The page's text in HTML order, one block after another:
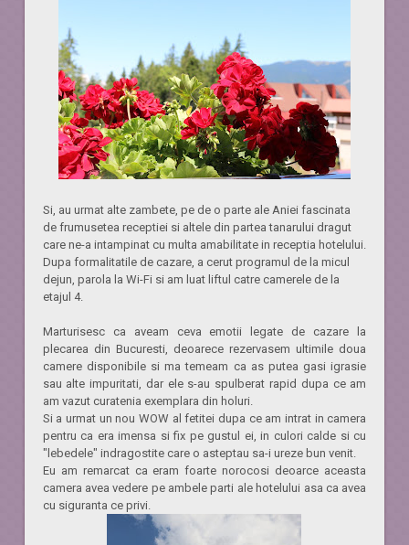
Si, au urmat alte zambete, pe de o parte ale Aniei fascinata
de frumusetea receptiei si altele din partea tanarului dragut
care ne-a intampinat cu multa amabilitate in receptia hotelului.
Dupa formalitatile de cazare, a cerut programul de la micul
dejun, parola la Wi-Fi si am luat liftul catre camerele de la
etajul 4.
Marturisesc ca aveam ceva emotii legate de cazare la
plecarea din Bucuresti, deoarece rezervasem ultimile doua
camere disponibile si ma temeam ca as putea gasi igrasie
sau alte impuritati, dar ele s-au spulberat rapid dupa ce am
am vazut curatenia exemplara din holuri.
Si a urmat un nou WOW al fetitei dupa ce am intrat in camera
pentru ca era imensa si fix pe gustul ei, in culori calde si cu
"lebedele" indragostite care o asteptau sa-i ureze bun venit.
Eu am remarcat ca eram foarte norocosi deoarce aceasta
camera avea vedere pe ambele parti ale hotelului asa ca avea
cu siguranta ce privi.